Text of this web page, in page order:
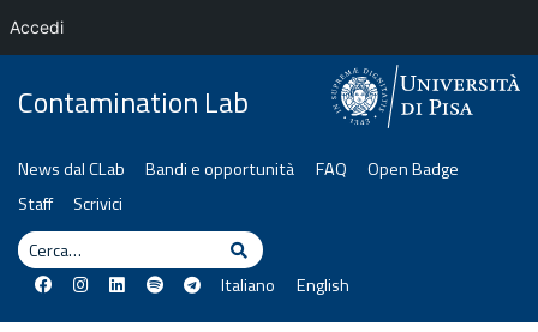
Contamination Lab
News dal CLab Bandi e opportunità FAQ
Open Badge
Staff
Scrivici
Cerca
Cerca
Italiano English
Accedi